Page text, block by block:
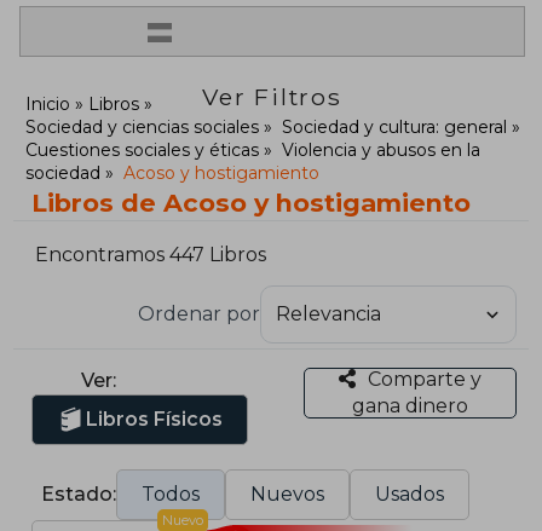
=
Ver Filtros
Inicio
Libros
Sociedad y ciencias sociales
Sociedad y cultura: general
Cuestiones sociales y éticas
Violencia y abusos en la
sociedad
Acoso y hostigamiento
Libros de Acoso y hostigamiento
Encontramos 447 Libros
Ordenar por
Ver:
Libros Físicos
Comparte y
gana dinero
Estado: Todos Nuevos Usados
Nuevo